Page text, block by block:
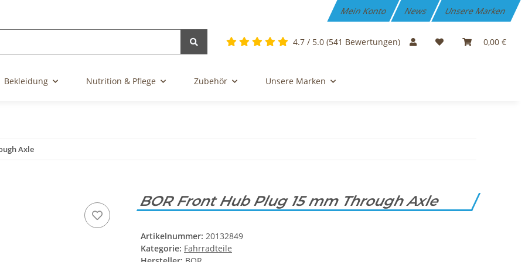
Mein Konto News Unsere Marken
4.7 / 5.0 (541 Bewertungen) 0,00 €
Bekleidung Nutrition & Pflege Zubehör Unsere Marken
Axle
BOR Front Hub Plug 15 mm Through Axle
Artikelnummer: 20132849
Kategorie: Fahrradteile